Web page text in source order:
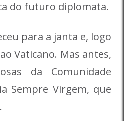
do futuro diplomata.
para a janta e, logo
Vaticano. Mas antes,
da Comunidade
Sempre Virgem, que